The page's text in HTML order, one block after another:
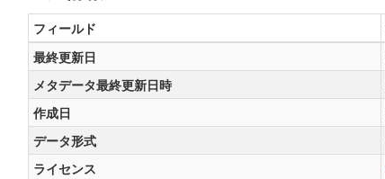
フィールド
最終更新日
メタデータ最終更新日時
作成日
データ形式
ライセンス